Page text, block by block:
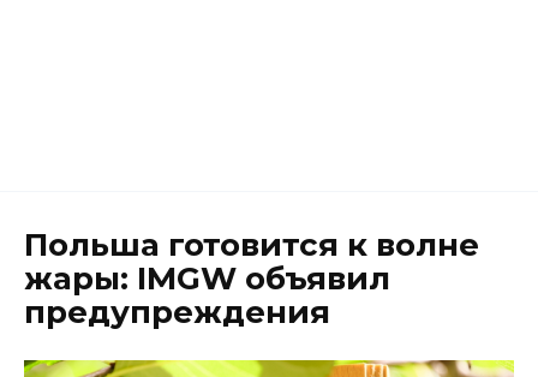
Польша готовится к волне
жары: IMGW объявил
предупреждения